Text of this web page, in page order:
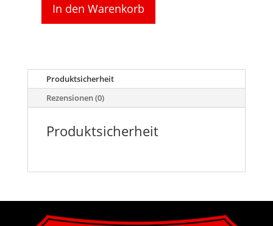
Original
Waggonschild
1966
Menge
In den Warenkorb
Produktsicherheit
Rezensionen (0)
Produktsicherheit